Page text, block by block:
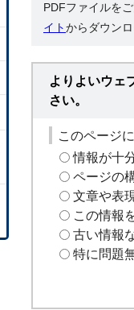
PDFファイルを
イトからダウン
よりよいウェ
さい。
このページ
情報が十
ページの
文章や表
この情報
古い情報
特に問題